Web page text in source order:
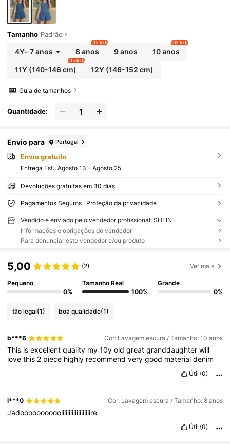
Tamanho Padrão
4Y- 7 anos 8 anos
15 left
9 anos 10 anos
39 left
11Y(140-146 cm)
15 left
12Y (146-152 cm)
Guia de tamanhos
Quantidade:
Envio para Portugal
Envio gratuito
Entrega Est.: Agosto 13 - Agosto 25
Devoluções gratuitas em 30 dias
Pagamentos Seguros · Proteção da privacidade
Vendido e enviado pelo vendedor profissional: SHEIN
Informações e obrigações do vendedor
Para denunciar este vendedor e/ou produto
5,00 (2) Ver mais
Pequeno
0%
Tamanho Real
100%
Grande
0%
tão legal(1) boa qualidade(1)
b***6 Cor: Lavagem escura / Tamanho: 10 anos
This isexcellentquality my10yoldgreatgranddaughterwill
lovethis 2 piece highly recommendverygood materialdenim
Útil (0)
l***0 Cor: Lavagem escura / Tamanho: 8 anos
Jadooooooooooiiiiiiiiiiiiiiiiiiire
Útil (0)